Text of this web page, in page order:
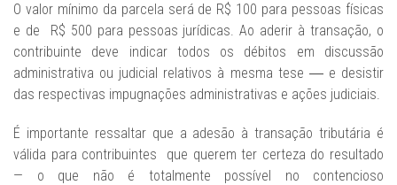
O valor mínimo da parcela será de R$ 100 para pessoas físicas
e de R$ 500 para pessoas jurídicas. Ao aderir à transação, o
contribuinte deve indicar todos os débitos em discussão
administrativa ou judicial relativos à mesma tese ― e desistir
das respectivas impugnações administrativas e ações judiciais.
É importante ressaltar que a adesão à transação tributária é
válida para contribuintes que querem ter certeza do resultado
— o que não é totalmente possível no contencioso